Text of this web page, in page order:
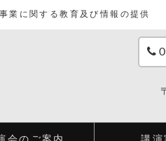
業に関する教育及び情報の提供